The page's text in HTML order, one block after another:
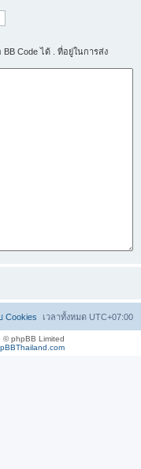
Code ได้ . ที่อยู่ในการส่ง
เวลาทั้งหมด UTC+07:00
Cookies
© phpBB Limited